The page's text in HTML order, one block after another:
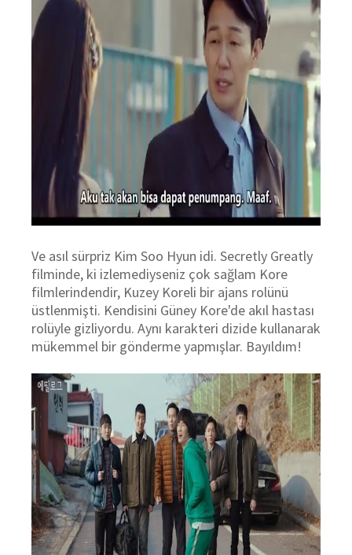
Ve asıl sürpriz Kim Soo Hyun idi. Secretly Greatly
filminde, ki izlemediyseniz çok sağlam Kore
filmlerindendir, Kuzey Koreli bir ajans rolünü
üstlenmişti. Kendisini Güney Kore'de akıl hastası
rolüyle gizliyordu. Aynı karakteri dizide kullanarak
mükemmel bir gönderme yapmışlar. Bayıldım!